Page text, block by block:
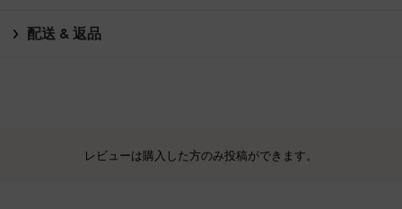
配送 & 返品
レビューは購入した方のみ投稿ができます。